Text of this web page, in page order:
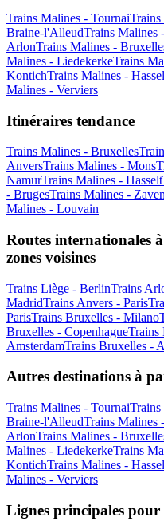
Trains Malines - Tournai
Braine-l'AlleudTrains Malines
ArlonTrains Malines -
Malines - LiedekerkeTrains
KontichTrains Malines -
Malines - Verviers
Itinéraires tendance
Trains Malines - Bruxelles
AnversTrains Malines - Mons
NamurTrains Malines - Hasselt
- BrugesTrains Malines -
Malines - Louvain
Routes internationales
zones voisines
Trains Liège - BerlinTrains
MadridTrains Anvers - Paris
ParisTrains Bruxelles - Milano
Bruxelles - CopenhagueTrains
AmsterdamTrains Bruxelles -
Autres destinations à
Trains Malines - Tournai
Braine-l'AlleudTrains Malines
ArlonTrains Malines -
Malines - LiedekerkeTrains
KontichTrains Malines -
Malines - Verviers
Lignes principales pour